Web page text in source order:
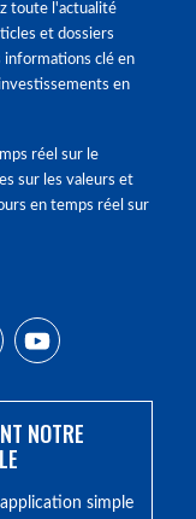
toute l'actualité
et dossiers
informations clé en
en
réel sur le
sur les valeurs et
en temps réel sur
NOTRE
simple